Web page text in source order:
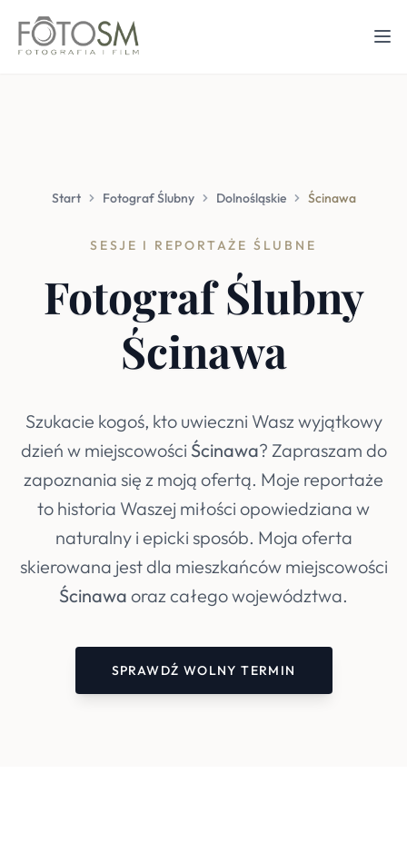
Start Fotograf Ślubny Dolnośląskie Ścinawa
SESJE I REPORTAŻE ŚLUBNE
Fotograf Ślubny
Ścinawa
Szukacie kogoś, kto uwieczni Wasz wyjątkowy
dzień w miejscowości Ścinawa? Zapraszam do
zapoznania się z moją ofertą. Moje reportaże
to historia Waszej miłości opowiedziana w
naturalny i epicki sposób. Moja oferta
skierowana jest dla mieszkańców miejscowości
Ścinawa oraz całego województwa.
SPRAWDŹ WOLNY TERMIN